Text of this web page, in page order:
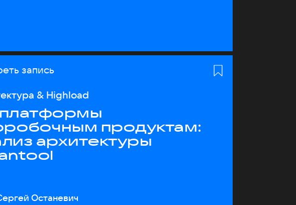
запись
& Highload
продуктам:
архитектуры
Останевич